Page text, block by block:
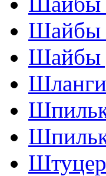
Шайбы
Шайбы
Шланги